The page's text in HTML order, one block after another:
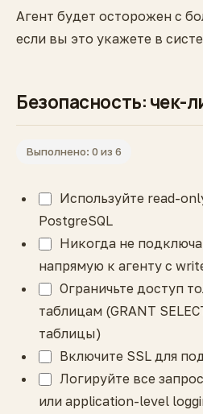
Агент будет осторожен с
если вы это укажете в
Безопасность: чек-
Выполнено: 0 из 6
Используйте read-
PostgreSQL
Никогда не
напрямую к агенту с
Ограничьте доступ
таблицам (GRANT
таблицы)
Включите SSL для
Логируйте все
или application-level